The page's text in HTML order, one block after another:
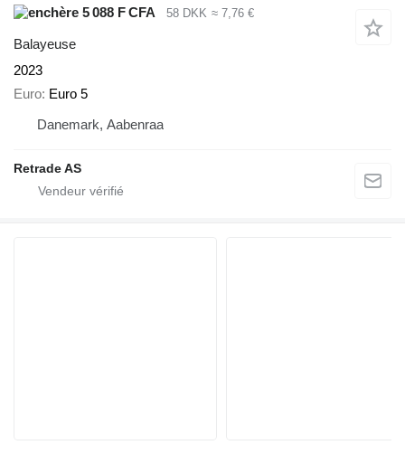
5 088 F CFA
58 DKK ≈ 7,76 €
Balayeuse
2023
Euro Euro 5
Danemark, Aabenraa
Retrade AS